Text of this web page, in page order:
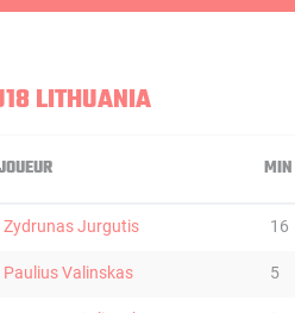
LITHUANIA
MIN
Zydrunas Jurgutis 16
Paulius Valinskas 5